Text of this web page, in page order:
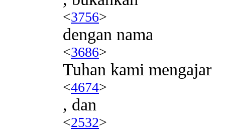
<3756>
dengan nama
<3686>
Tuhan kami mengajar
<4674>
, dan
<2532>